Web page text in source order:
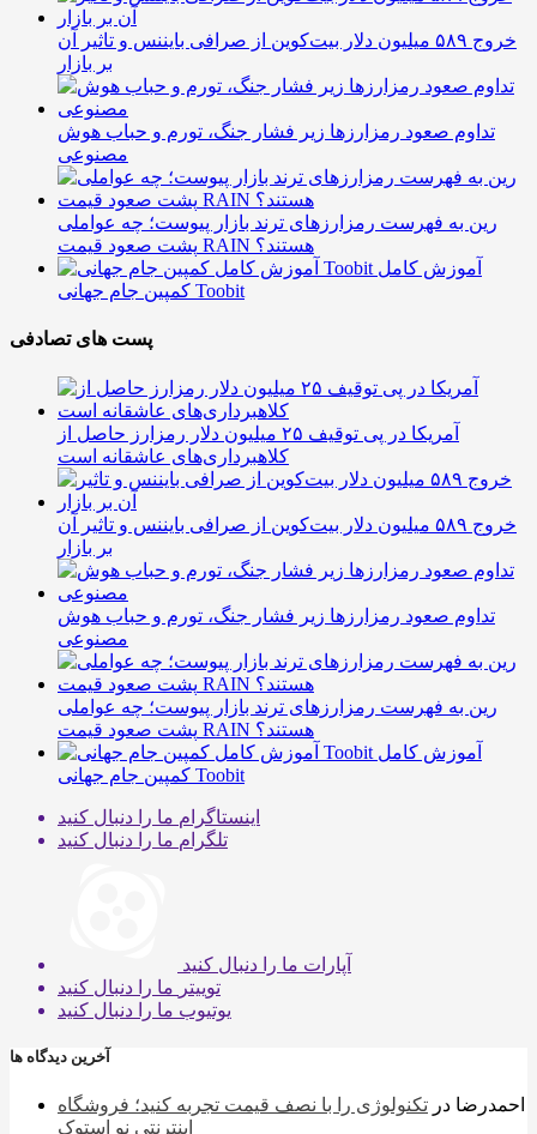
خروج ۵۸۹ میلیون دلار بیت‌کوین از صرافی بایننس و تاثیر آن
بر بازار
تداوم صعود رمزارزها زیر فشار جنگ، تورم و حباب هوش
مصنوعی
رین به فهرست رمزارزهای ترند بازار پیوست؛ چه عواملی
پشت صعود قیمت RAIN هستند؟
آموزش کامل
کمپین جام جهانی Toobit
پست های تصادفی
آمریکا در پی توقیف ۲۵ میلیون دلار رمزارز حاصل از
کلاهبرداری‌های عاشقانه است
خروج ۵۸۹ میلیون دلار بیت‌کوین از صرافی بایننس و تاثیر آن
بر بازار
تداوم صعود رمزارزها زیر فشار جنگ، تورم و حباب هوش
مصنوعی
رین به فهرست رمزارزهای ترند بازار پیوست؛ چه عواملی
پشت صعود قیمت RAIN هستند؟
آموزش کامل
کمپین جام جهانی Toobit
اینستاگرام ما را دنبال کنید
تلگرام ما را دنبال کنید
آپارات ما را دنبال کنید
توییتر ما را دنبال کنید
یوتیوب ما را دنبال کنید
آخرین دیدگاه ها
احمدرضا در تکنولوژی را با نصف قیمت تجربه کنید؛ فروشگاه
اینترنتی نو استوک